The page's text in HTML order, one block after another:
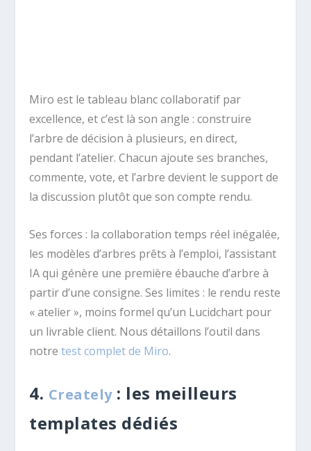
Miro est le tableau blanc collaboratif par
excellence, et c’est là son angle : construire
l’arbre de décision à plusieurs, en direct,
pendant l’atelier. Chacun ajoute ses branches,
commente, vote, et l’arbre devient le support de
la discussion plutôt que son compte rendu.
Ses forces : la collaboration temps réel inégalée,
les modèles d’arbres prêts à l’emploi, l’assistant
IA qui génère une première ébauche d’arbre à
partir d’une consigne. Ses limites : le rendu reste
« atelier », moins formel qu’un Lucidchart pour
un livrable client. Nous détaillons l’outil dans
notretest complet de Miro.
4. Creately: les meilleurs
templates dédiés